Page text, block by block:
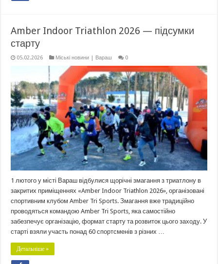
Amber Indoor Triathlon 2026 — підсумки
старту
05.02.2026 Міські новини | Вараш 0
1 лютого у місті Вараш відбулися щорічні змагання з триатлону в
закритих приміщеннях «Amber Indoor Triathlon 2026», організовані
спортивним клубом Amber Tri Sports. Змагання вже традиційно
проводяться командою Amber Tri Sports, яка самостійно
забезпечує організацію, формат старту та розвиток цього заходу. У
старті взяли участь понад 60 спортсменів з різних …
Детальніше »